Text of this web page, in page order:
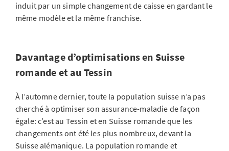
induit par un simple changement de caisse en gardant le
même modèle et la même franchise.
Davantage d’optimisations en Suisse
romande et au Tessin
À l’automne dernier, toute la population suisse n’a pas
cherché à optimiser son assurance-maladie de façon
égale: c’est au Tessin et en Suisse romande que les
changements ont été les plus nombreux, devant la
Suisse alémanique. La population romande et